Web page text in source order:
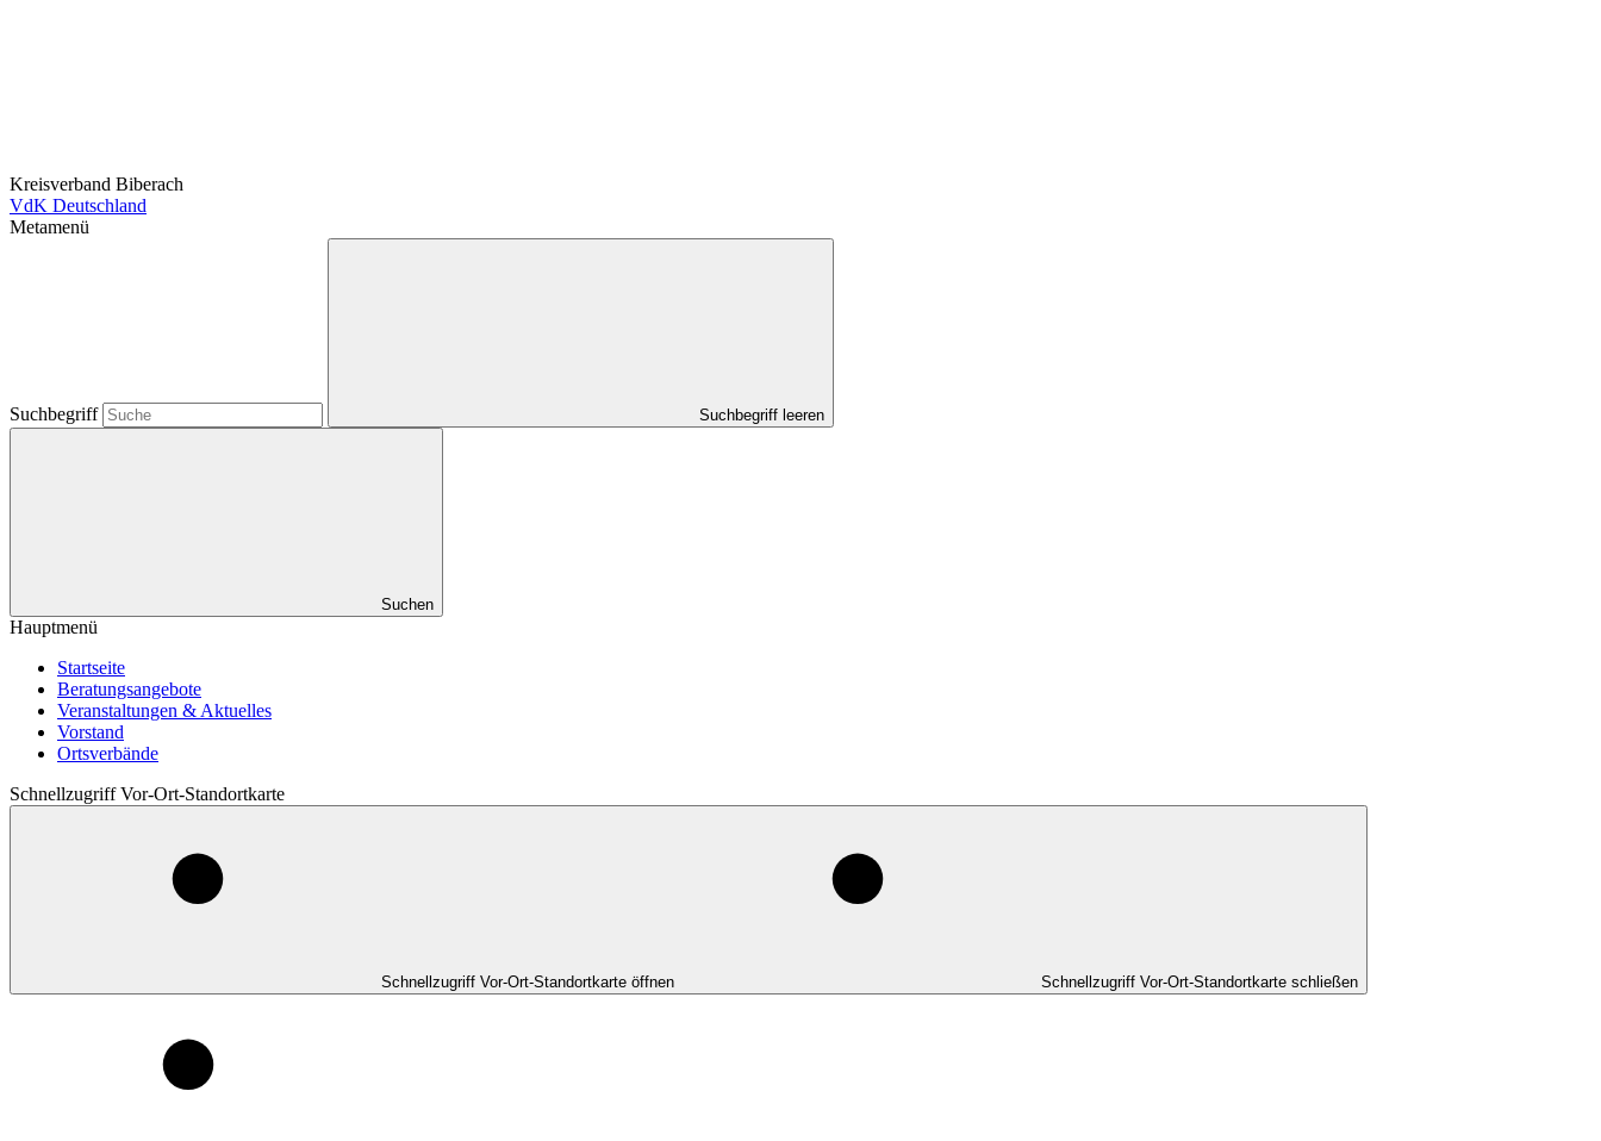
Kreisverband Biberach
VdK Deutschland
Metamenü
Suchbegriff Suchbegriff leeren
Suchen
Hauptmenü
Startseite
Beratungsangebote
Veranstaltungen & Aktuelles
Vorstand
Ortsverbände
Schnellzugriff Vor-Ort-Standortkarte
Schnellzugriff Vor-Ort-Standortkarte öffnen Schnellzugriff Vor-Ort-Standortkarte schließen